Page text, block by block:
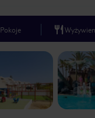
Pokoje
Wyjątkowy
Każdy ma swój gust i